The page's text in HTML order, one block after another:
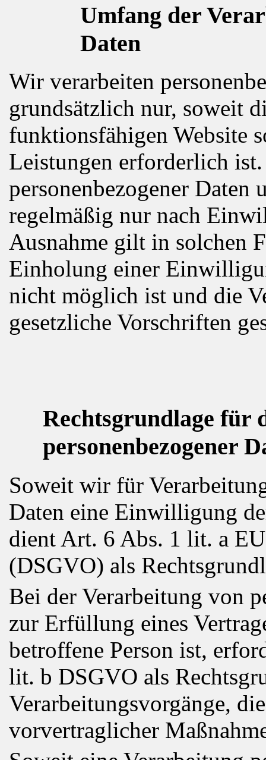
Umfang der
Daten
Wir verarbeiten
grundsätzlich nur, soweit
funktionsfähigen Website
Leistungen erforderlich
personenbezogener Daten
regelmäßig nur nach
Ausnahme gilt in solchen
Einholung einer
nicht möglich ist und die
gesetzliche Vorschriften
Rechtsgrundlage für
personenbezogener
Soweit wir für
Daten eine Einwilligung
dient Art. 6 Abs. 1 lit. a
(DSGVO) als
Bei der Verarbeitung von
zur Erfüllung eines
betroffene Person ist,
lit. b DSGVO als
Verarbeitungsvorgänge,
vorvertraglicher